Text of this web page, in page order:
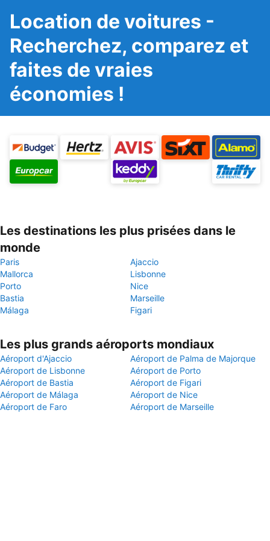
Location de voitures -
Recherchez, comparez et
faites de vraies
économies !
Les destinations les plus prisées dans le
monde
Paris
Ajaccio
Mallorca
Lisbonne
Porto
Nice
Bastia
Marseille
Málaga
Figari
Les plus grands aéroports mondiaux
Aéroport d'Ajaccio
Aéroport de Palma de Majorque
Aéroport de Lisbonne
Aéroport de Porto
Aéroport de Bastia
Aéroport de Figari
Aéroport de Málaga
Aéroport de Nice
Aéroport de Faro
Aéroport de Marseille